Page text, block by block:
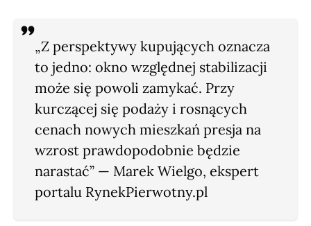
„Z perspektywy kupujących oznacza
to jedno: okno względnej stabilizacji
może się powoli zamykać. Przy
kurczącej się podaży i rosnących
cenach nowych mieszkań presja na
wzrost prawdopodobnie będzie
narastać” — Marek Wielgo, ekspert
portalu RynekPierwotny.pl